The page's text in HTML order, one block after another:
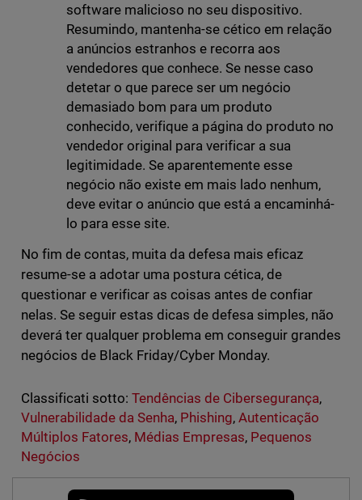
software malicioso no seu dispositivo.
Resumindo, mantenha-se cético em relação
a anúncios estranhos e recorra aos
vendedores que conhece. Se nesse caso
detetar o que parece ser um negócio
demasiado bom para um produto
conhecido, verifique a página do produto no
vendedor original para verificar a sua
legitimidade. Se aparentemente esse
negócio não existe em mais lado nenhum,
deve evitar o anúncio que está a encaminhá-
lo para esse site.
No fim de contas, muita da defesa mais eficaz
resume-se a adotar uma postura cética, de
questionar e verificar as coisas antes de confiar
nelas. Se seguir estas dicas de defesa simples, não
deverá ter qualquer problema em conseguir grandes
negócios de Black Friday/Cyber Monday.
Classificati sotto: Tendências de Cibersegurança,
Vulnerabilidade da Senha, Phishing,Autenticação
Múltiplos Fatores, Médias Empresas, Pequenos
Negócios